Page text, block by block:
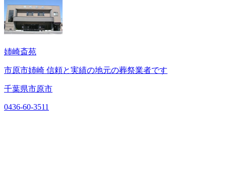
姉崎斎苑
市原市姉崎 信頼と実績の地元の葬祭業者です
千葉県市原市
0436-60-3511